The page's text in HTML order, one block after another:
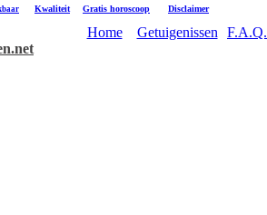
Kwaliteit Gratis horoscoop Disclaimer
Home Getuigenissen F.A.Q.